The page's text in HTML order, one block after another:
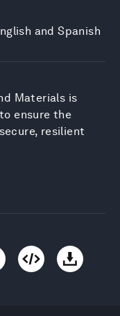
and Spanish
Materials is
ensure the
resilient